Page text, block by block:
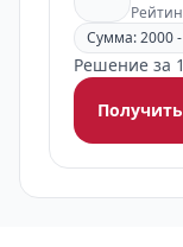
Сумма: 2000
Решение за